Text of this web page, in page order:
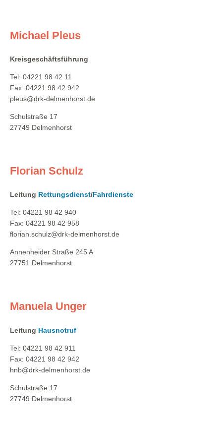
Michael Pleus
Kreisgeschäftsführung
Tel: 04221 98 42 11
Fax: 04221 98 42 942
pleus@drk-delmenhorst.de
Schulstraße 17
27749 Delmenhorst
Florian Schulz
Leitung Rettungsdienst/Fahrdienste
Tel: 04221 98 42 940
Fax: 04221 98 42 958
florian.schulz@drk-delmenhorst.de
Annenheider Straße 245 A
27751 Delmenhorst
Manuela Unger
Leitung Hausnotruf
Tel: 04221 98 42 911
Fax: 04221 98 42 942
hnb@drk-delmenhorst.de
Schulstraße 17
27749 Delmenhorst